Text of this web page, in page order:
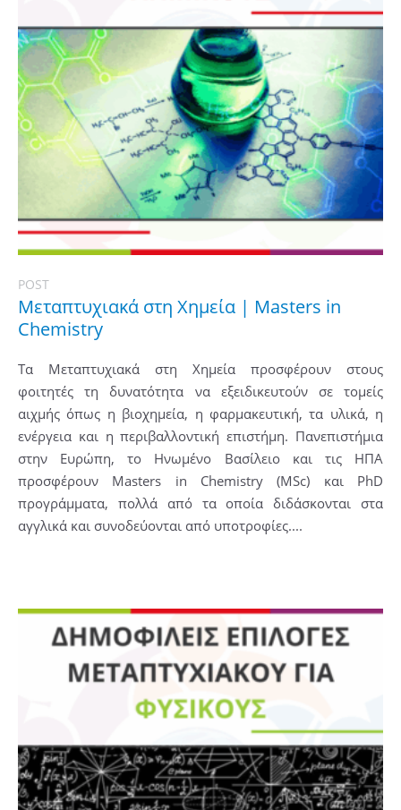
POST
Μεταπτυχιακά στη Χημεία | Masters in
Chemistry
Τα Μεταπτυχιακά στη Χημεία προσφέρουν στους
φοιτητές τη δυνατότητα να εξειδικευτούν σε τομείς
αιχμής όπως η βιοχημεία, η φαρμακευτική, τα υλικά, η
ενέργεια και η περιβαλλοντική επιστήμη. Πανεπιστήμια
στην Ευρώπη, το Ηνωμένο Βασίλειο και τις ΗΠΑ
προσφέρουν Masters in Chemistry (MSc) και PhD
προγράμματα, πολλά από τα οποία διδάσκονται στα
αγγλικά και συνοδεύονται από υποτροφίες....